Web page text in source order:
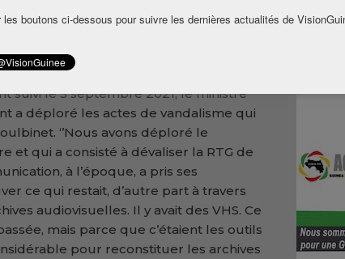
Devant les médias,Benoit Kamanoa
historiques conservées à
suivi le 5 septembre 2021, le ministre
a déploré les actes de vandalisme qui
‘’Nous avons déploré le
et qui a consisté à dévaliser la RTG de
à l’époque, a pris ses
ce qui restait, d’autre part à travers
audiovisuelles. Il y avait des VHS. Ce
mais parce que c’étaient les outils
pour reconstituer les archives
les boutons ci-dessous pour suivre les dernières actualités de